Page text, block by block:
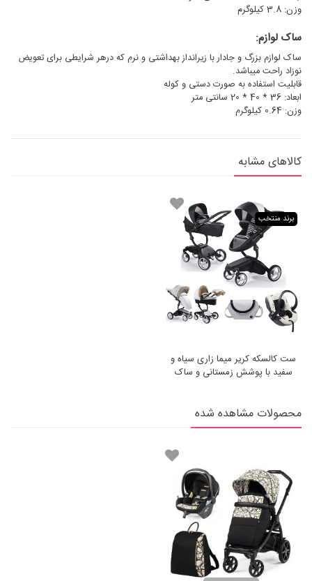
وزن: 3.8 کیلوگرم
ساک لوازم:
ساک لوازم بزرگ و جادار با زیرانداز بهداشتی و نرم که درهر شرایطی برای تعویض
نوزاد راحت میباشد.
قابلیت استفاده به صورت دستی و کوله
ابعاد: 36 * 40 * 20 سانتی متر
وزن: 0.64 کیلوگرم
کالاهای مشابه
برند منتخب
ست کالسکه کریر میما زاری سیاه و
سفید با پوشش زمستانی و ساک
محصولات مشاهده شده